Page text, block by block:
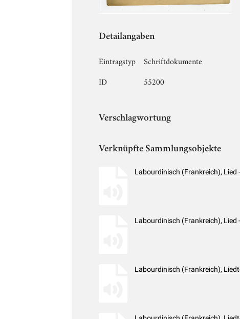
Detailangaben
Eintragstyp
Schriftdokumente
ID
55200
Verschlagwortung
Verknüpfte Sammlungsobjekte
Labourdinisch (Frankreich),
Labourdinisch (Frankreich),
Labourdinisch (Frankreich),